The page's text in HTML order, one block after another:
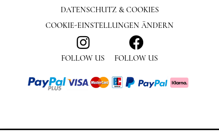
FOLLOW US FOLLOW US
DATENSCHUTZ & COOKIES
COOKIE-EINSTELLUNGEN ÄNDERN